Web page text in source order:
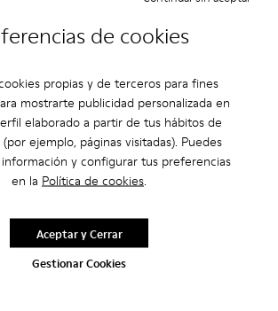
de cookies
propias y de terceros para fines
mostrarte publicidad personalizada en
elaborado a partir de tus hábitos de
ejemplo, páginas visitadas). Puedes
y configurar tus preferencias
en la Política de cookies.
Gestionar Cookies
Aceptar y Cerrar
Frecuentes sobre Match
Camper de la talla adecuada?
los MAT para Hombre
de devolución en Camper?